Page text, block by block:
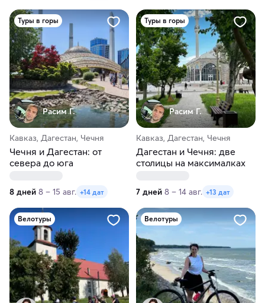
Туры в горы
Расим Г.
Кавказ, Дагестан, Чечня
Чечня и Дагестан: от
севера до юга
8 дней 8 – 15 авг. +14 дат
Туры в горы
Расим Г.
Кавказ, Дагестан, Чечня
Дагестан и Чечня: две
столицы на максималках
7 дней 8 – 14 авг. +13 дат
Велотуры Велотуры